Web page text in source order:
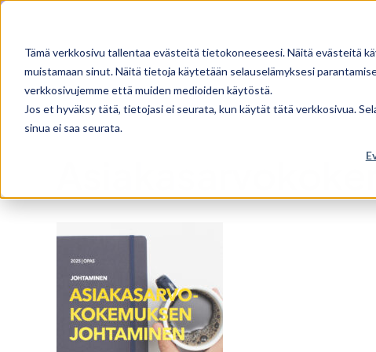
Tämä verkkosivu tallentaa evästeitä tietokoneeseesi. Näitä evästeitä
muistamaan sinut. Näitä tietoja käytetään selauselämyksesi
verkkosivujemme että muiden medioiden käytöstä.
Jos et hyväksy tätä, tietojasi ei seurata, kun käytät tätä verkkosivua.
sinua ei saa seurata.
Skip
content